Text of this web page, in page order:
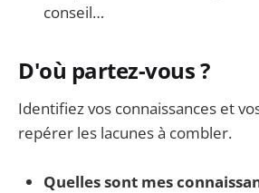
conseil…
D'où partez-vous ?
Identifiez vos connaissances et
repérer les lacunes à combler.
Quelles sont mes